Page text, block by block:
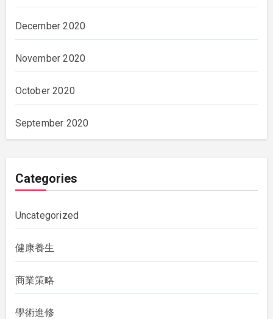
December 2020
November 2020
October 2020
September 2020
Categories
Uncategorized
健康養生
商業策略
學術進修